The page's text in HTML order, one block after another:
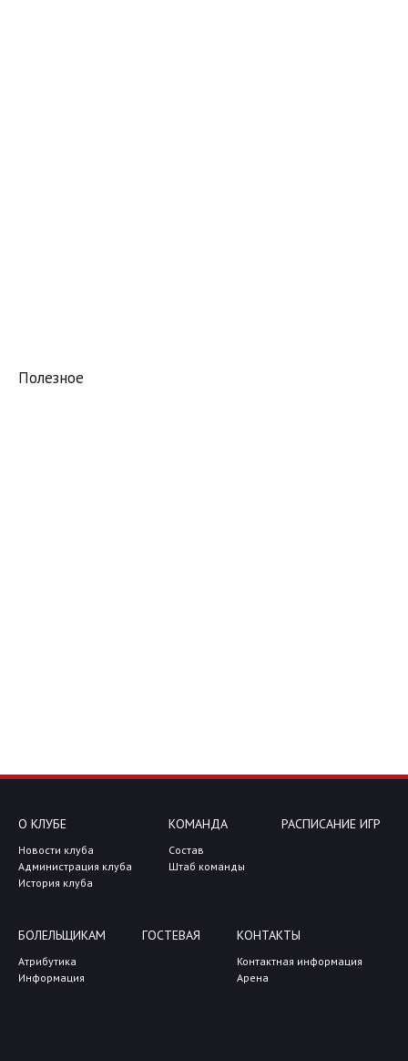
Полезное
О КЛУБЕ
Новости клуба
Администрация клуба
История клуба
КОМАНДА
Состав
Штаб команды
РАСПИСАНИЕ ИГР
БОЛЕЛЬЩИКАМ
Атрибутика
Информация
ГОСТЕВАЯ КОНТАКТЫ
Контактная информация
Арена